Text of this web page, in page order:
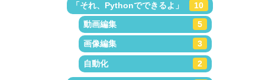
「それ、Pythonでできるよ」
10
動画編集
5
画像編集 3
自動化 2